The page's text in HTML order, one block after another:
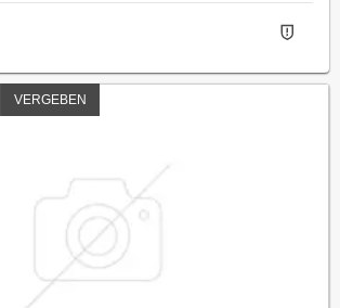
VERGEBEN